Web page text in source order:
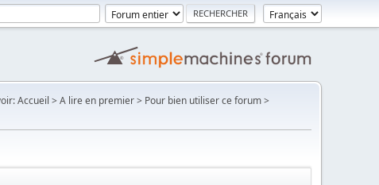
Accueil > A lire en premier > Pour bien utiliser ce forum >